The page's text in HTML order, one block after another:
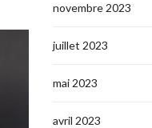
novembre 2023
juillet 2023
mai 2023
avril 2023